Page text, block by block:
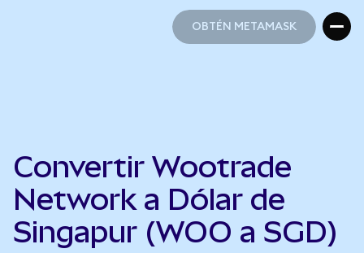
OBTÉN METAMASK
Convertir Wootrade
Network a Dólar de
Singapur (WOO a SGD)